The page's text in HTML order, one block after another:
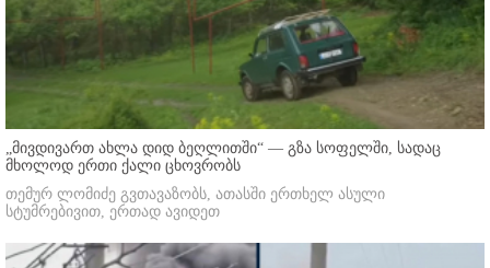
„მივდივართ ახლა დიდ ბეღლითში“ — გზა სოფელში, სადაც
მხოლოდ ერთი ქალი ცხოვრობს
თემურ ლომიძე გვთავაზობს, ათასში ერთხელ ასული
სტუმრებივით, ერთად ავიდეთ